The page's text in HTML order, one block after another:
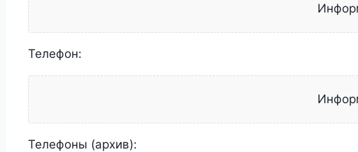
Телефон:
Телефоны (архив):